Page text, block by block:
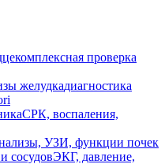
комплексная проверка
желудкадиагностика
СРК, воспаления,
УЗИ, функции почек
сосудовЭКГ, давление,